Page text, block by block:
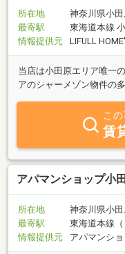
所在地
神奈川県小
最寄駅
東海道本線
情報提供元
LIFULL
当店は小田原エリア唯一
アのシャーメゾン物件の
こ
賃
アパマンショップ小
所在地
神奈川県小
最寄駅
東海道本線
情報提供元
アパマンシ